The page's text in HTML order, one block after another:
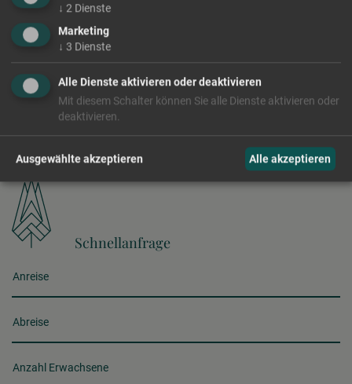
+39 0473 945797
info@winzerhoehe.com
Schnellanfrage
Anreise
Abreise
Anzahl Erwachsene
↓ 2 Dienste
Marketing
↓ 3 Dienste
Alle Dienste aktivieren oder deaktivieren
Mit diesem Schalter können Sie alle Dienste aktivieren oder
deaktivieren.
Ausgewählte akzeptieren Alle akzeptieren